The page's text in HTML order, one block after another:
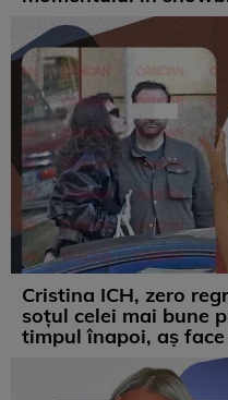
Cristina ICH, zero
soțul celei mai bune
timpul înapoi, aș face